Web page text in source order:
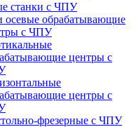
станки с ЧПУ
осевые обрабатывающие
с ЧПУ
центры с
центры с
фрезерные с ЧПУ